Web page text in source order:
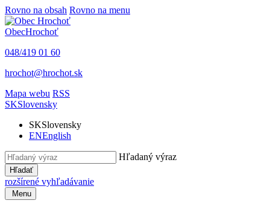
Rovno na obsah Rovno na menu
ObecHrochoť
048/419 01 60
hrochot@hrochot.sk
Mapa webu RSS
SKSlovensky
SKSlovensky
ENEnglish
Hľadaný výraz
Hľadať
rozšírené vyhľadávanie
Menu